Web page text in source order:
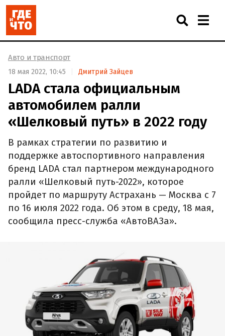
Авто и транспорт
18 мая 2022, 10:45 Дмитрий Зайцев
LADA стала официальным
автомобилем ралли
«Шелковый путь» в 2022 году
В рамках стратегии по развитию и
поддержке автоспортивного направления
бренд LADA стал партнером международного
ралли «Шелковый путь-2022», которое
пройдет по маршруту Астрахань — Москва с 7
по 16 июля 2022 года. Об этом в среду, 18 мая,
сообщила пресс-служба «АвтоВАЗа».